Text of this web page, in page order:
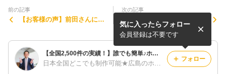
前の記事
【お客様の声】前田さんに頼
次の記事
学習塾の先生！夏期講習がは
じまる今こそ生徒募集に全力
を！
【全国2,500件の実績！】誰でも簡単♪ホームページ制作サービス『お店自慢』
日本全国どこでも制作可能★広島のホームページ制作会社【合同会社エムリンクス】
気に入ったらフォロー
会員登録は不要です
フォロー